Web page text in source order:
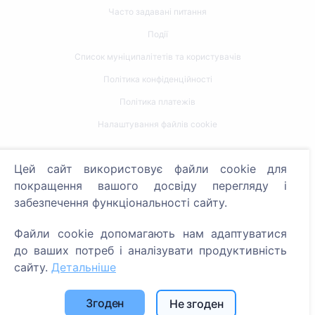
Часто задавані питання
Події
Список муніципалітетів та користувачів
Політика конфіденційності
Політика платежів
Налаштування файлів cookie
Пошук померлих
Пошук кладовищ
Послуги
SIA "CEMETY", LV40103618951
Цей сайт використовує файли cookie для
покращення вашого досвіду перегляду і
забезпечення функціональності сайту.
Файли cookie допомагають нам адаптуватися
до ваших потреб і аналізувати продуктивність
сайту. Детальніше
Згоден Не згоден